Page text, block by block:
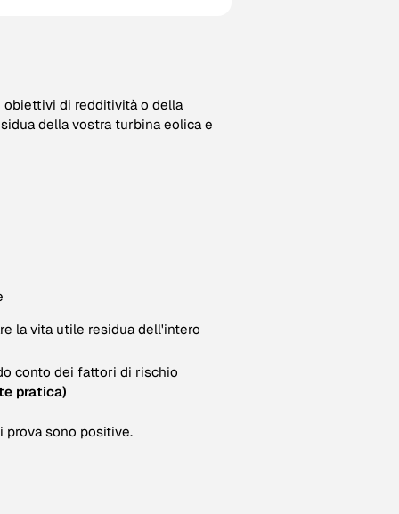
obiettivi di redditività o della
della vostra turbina eolica e
la vita utile residua dell'intero
conto dei fattori di rischio
pratica)
prova sono positive.